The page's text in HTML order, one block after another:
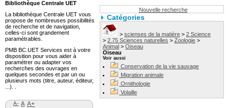
Nouvelle recherche
Catégories
> scienses de la matière > 2 Science
> 2.75 Sciences naturelles > Zoologie >
Animal > Oiseau
Oiseau
Voir aussi
Conservation de la vie sauvage
Migration animale
Ornithologie
Volaille
Bibliothèque Centrale UET
La bibliothèque Centrale UET vous
propose de nombreuses possibilités
de recherche et de navigation,
celles-ci sont grandement
paramétrables.
PMB BC.UET Services est à votre
disposition pour vous aider à
paramétrer ou adapter vos
recherches des ouvrages en
quelques secondes et par un ou
plusieurs mots (titre, auteur, éditeur,
...). .
A- A A+